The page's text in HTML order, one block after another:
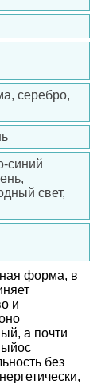
серебро,
синий
свет,
форма, в
и
а почти
без